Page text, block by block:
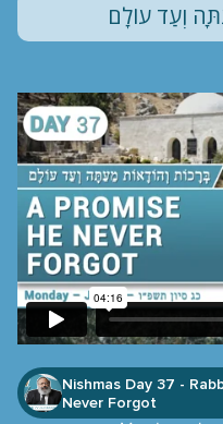
וְעַד עוֹלָם
Nishmas Day 37 -
Never Forgot